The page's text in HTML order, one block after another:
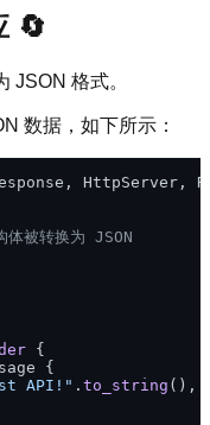
🔄
JSON 格式。
数据，如下所示：
被转换为 JSON
{
{
API!" . to_string (),